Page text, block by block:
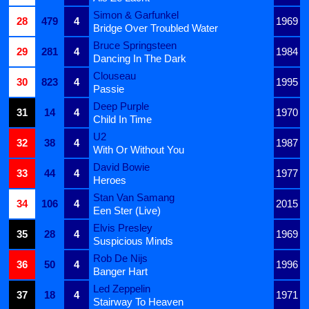
28
479 4
Simon & Garfunkel
1969
Bridge Over Troubled Water
29
281 4
Bruce Springsteen
1984
Dancing In The Dark
30
823 4
Clouseau
1995
Passie
31
14 4
Deep Purple
1970
Child In Time
32
38 4
U2
1987
With Or Without You
33
44 4
David Bowie
1977
Heroes
34
106 4
Stan Van Samang
2015
Een Ster (Live)
35
28 4
Elvis Presley
1969
Suspicious Minds
36
50 4
Rob De Nijs
1996
Banger Hart
37
18 4
Led Zeppelin
1971
Stairway To Heaven